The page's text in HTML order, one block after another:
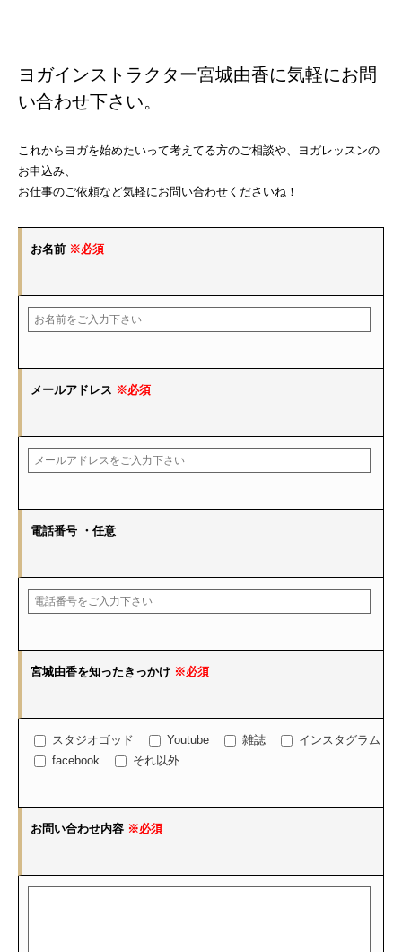
ヨガインストラクター宮城由香に気軽にお問
い合わせ下さい。
これからヨガを始めたいって考えてる方のご相談や、ヨガレッスンの
お申込み、
お仕事のご依頼など気軽にお問い合わせくださいね！
お名前 ※必須
メールアドレス ※必須
電話番号 ・任意
宮城由香を知ったきっかけ ※必須
スタジオゴッド Youtube 雑誌
インスタグラム
facebook
それ以外
お問い合わせ内容 ※必須